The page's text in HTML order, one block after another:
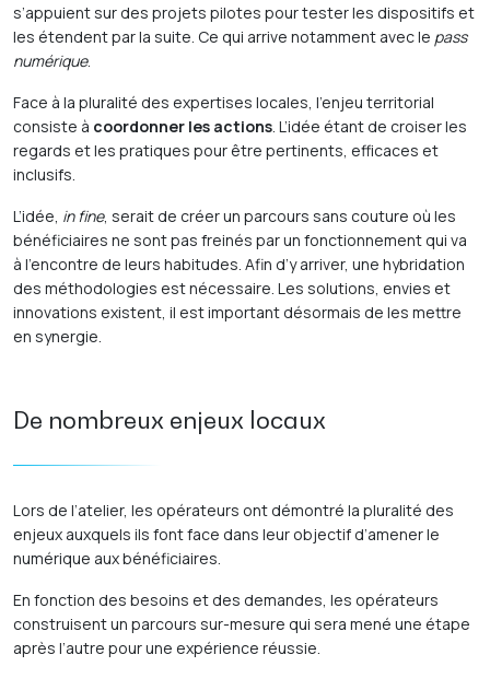
s’appuient sur des projets pilotes pour tester les dispositifs et
les étendent par la suite. Ce qui arrive notamment avec le pass
numérique.
Face à la pluralité des expertises locales, l’enjeu territorial
consiste à coordonner les actions. L’idée étant de croiser les
regards et les pratiques pour être pertinents, efficaces et
inclusifs.
L’idée, in fine, serait de créer un parcours sans couture où les
bénéficiaires ne sont pas freinés par un fonctionnement qui va
à l’encontre de leurs habitudes. Afin d’y arriver, une hybridation
des méthodologies est nécessaire. Les solutions, envies et
innovations existent, il est important désormais de les mettre
en synergie.
De nombreux enjeux locaux
Lors de l’atelier, les opérateurs ont démontré la pluralité des
enjeux auxquels ils font face dans leur objectif d’amener le
numérique aux bénéficiaires.
En fonction des besoins et des demandes, les opérateurs
construisent un parcours sur-mesure qui sera mené une étape
après l’autre pour une expérience réussie.